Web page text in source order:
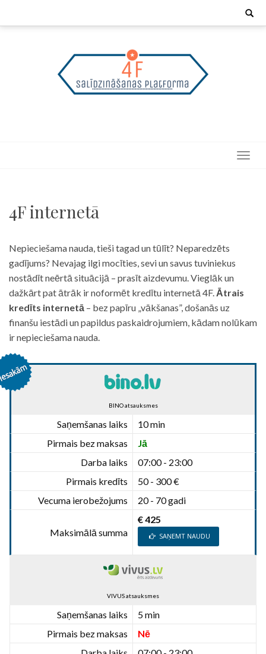
Search
4F internetā
Nepieciešama nauda, tieši tagad un tūlīt? Neparedzēts
gadījums? Nevajag ilgi mocīties, sevi un savus tuviniekus
nostādīt neērtā situācijā – prasīt aizdevumu. Vieglāk un
dažkārt pat ātrāk ir noformēt kredītu internetā 4F. Ātrais
kredīts internetā – bez papīru „vākšanas”, došanās uz
finanšu iestādi un papildus paskaidrojumiem, kādam nolūkam
ir nepieciešama nauda.
BINO atsauksmes
Saņemšanas laiks
10 min
Pirmais bez maksas
Jā
Darba laiks
07:00 - 23:00
Pirmais kredīts
50 - 300 €
Vecuma ierobežojums
20 - 70 gadi
Maksimālā summa
€ 425
SAŅEMT NAUDU
VIVUS atsauksmes
Saņemšanas laiks
5 min
Pirmais bez maksas
Nē